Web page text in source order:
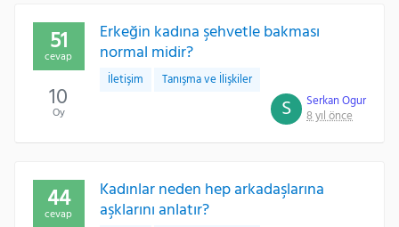
Erkeğin kadına şehvetle bakması
normal midir?
İletişim Tanışma ve İlişkiler
S
Serkan Ogur
8 yıl önce
51
cevap
10
Oy
Kadınlar neden hep arkadaşlarına
aşklarını anlatır?
44
cevap